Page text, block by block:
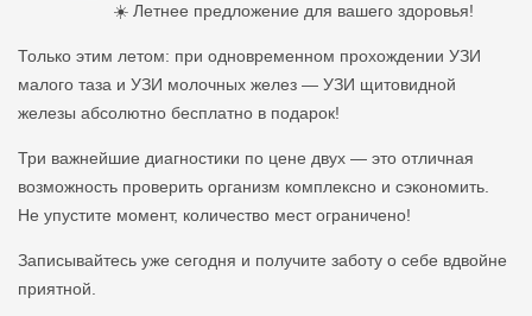
☀️ Летнее предложение для вашего здоровья!
Только этим летом: при одновременном прохождении УЗИ
малого таза и УЗИ молочных желез — УЗИ щитовидной
железы абсолютно бесплатно в подарок!
Три важнейшие диагностики по цене двух — это отличная
возможность проверить организм комплексно и сэкономить.
Не упустите момент, количество мест ограничено!
Записывайтесь уже сегодня и получите заботу о себе вдвойне
приятной.